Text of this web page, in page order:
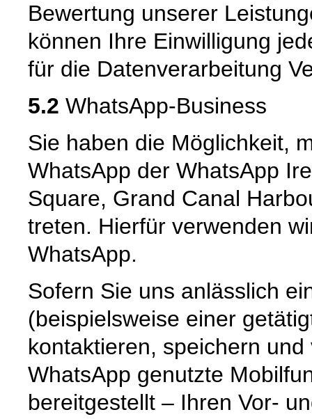
Bewertung unserer
können Ihre Einwilligung
für die Datenverarbeitung
5.2 WhatsApp-Business
Sie haben die Möglichkeit,
WhatsApp der WhatsApp
Square, Grand Canal
treten. Hierfür verwenden
WhatsApp.
Sofern Sie uns anlässlich
(beispielsweise einer
kontaktieren, speichern
WhatsApp genutzte
bereitgestellt – Ihren Vor-